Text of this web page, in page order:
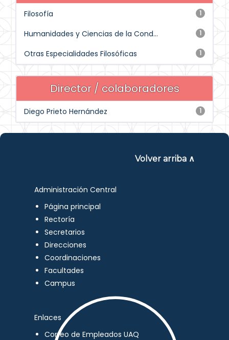
1
Filosofía
1
Humanidades y Ciencias de la Cond...
1
Otras Especialidades Filosóficas
Director / colaboradores
1
Diego Prieto Hernández
Volver arriba ∧
Administración Central
Página principal
Rectoría
Secretarios
Direcciones
Coordinaciones
Facultades
Campus
Enlaces
Correo de Empleados UAQ